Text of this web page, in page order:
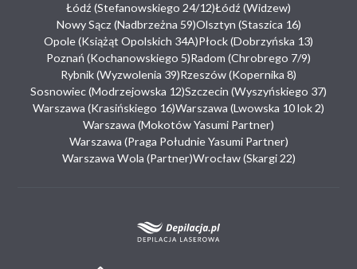
Łódź (Stefanowskiego 24/12)Łódź (Widzew)
Nowy Sącz (Nadbrzeżna 59)Olsztyn (Staszica 16)
Opole (Książąt Opolskich 34A)Płock (Dobrzyńska 13)
Poznań (Kochanowskiego 5)Radom (Chrobrego 7/9)
Rybnik (Wyzwolenia 39)Rzeszów (Kopernika 8)
Sosnowiec (Modrzejowska 12)Szczecin (Wyszyńskiego 37)
Warszawa (Krasińskiego 16)Warszawa (Lwowska 10 lok 2)
Warszawa (Mokotów Yasumi Partner)
Warszawa (Praga Południe Yasumi Partner)
Warszawa Wola (Partner)Wrocław (Skargi 22)